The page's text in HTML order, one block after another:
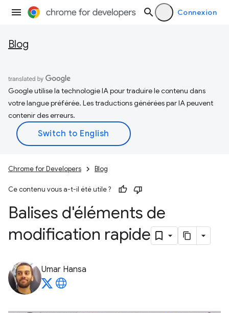
Connexion
Blog
Google utilise la technologie IA pour traduire le contenu dans
votre langue préférée. Les traductions générées par IA peuvent
contenir des erreurs.
Chrome for Developers Blog
Ce contenu vous a-t-il été utile ?
Balises d'éléments de
modification rapide
Umar Hansa